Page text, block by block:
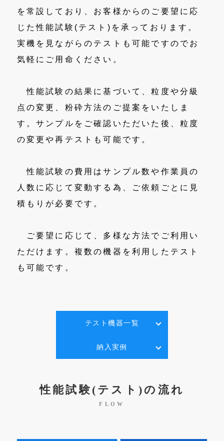
を常設しており、お客様からのご要望に応
じた性能試験(テスト)を承っております。
実機を見ながらのテストも可能ですのでお
気軽にご用命ください。
性能試験の結果に基づいて、粒度や分級
点の変更、粉砕方法のご提案をいたしま
す。サンプルをご確認いただいた後、粒度
の変更や再テストも可能です。
性能試験の費用はサンプル数や作業員の
人数に応じて変動する為、ご依頼ごとに見
積もりが必要です。
ご要望に応じて、多様な方法でご利用い
ただけます。複数の機器を利用したテスト
も可能です。
テスト機器一覧
納入実例
性能試験(テスト)の流れ
FLOW